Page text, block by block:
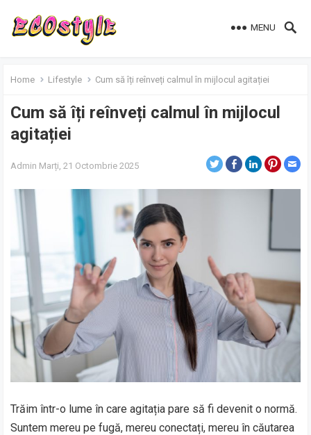
MENU
Home Lifestyle Cum să îți reînveți calmul în mijlocul agitației
Cum să îți reînveți calmul în mijlocul
agitației
Admin Marți, 21 Octombrie 2025
Trăim într-o lume în care agitația pare să fi devenit o normă.
Suntem mereu pe fugă, mereu conectați, mereu în căutarea